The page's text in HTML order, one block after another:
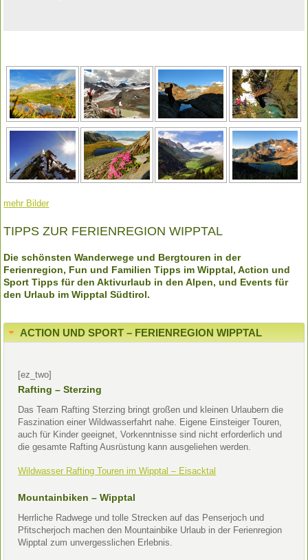
mehr Bilder
TIPPS ZUR FERIENREGION WIPPTAL
Die schönsten Wanderwege und Bergtouren in der
Ferienregion, Fun und Familien Tipps im Wipptal, Action und
Sport Tipps für den Aktivurlaub in den Alpen, und Events für
den Urlaub im Wipptal Südtirol.
ACTION UND SPORT – FERIENREGION WIPPTAL
[ez_two]
Rafting – Sterzing
Das Team Rafting Sterzing bringt großen und kleinen Urlaubern die
Faszination einer Wildwasserfahrt nahe. Eigene Einsteiger Touren,
auch für Kinder geeignet, Vorkenntnisse sind nicht erforderlich und
die gesamte Rafting Ausrüstung kann ausgeliehen werden.
Wildwasser Rafting Touren im Wipptal – Eisacktal
Mountainbiken – Wipptal
Herrliche Radwege und tolle Strecken auf das Penserjoch und
Pfitscherjoch machen den Mountainbike Urlaub in der Ferienregion
Wipptal zum unvergesslichen Erlebnis.